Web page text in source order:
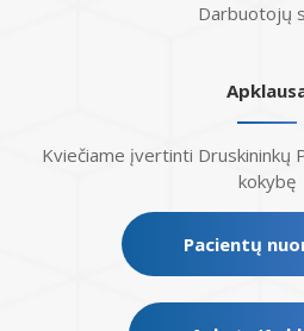
Darbuotojų
Kviečiame įvertinti Druskininkų
kokybę
Pacientų